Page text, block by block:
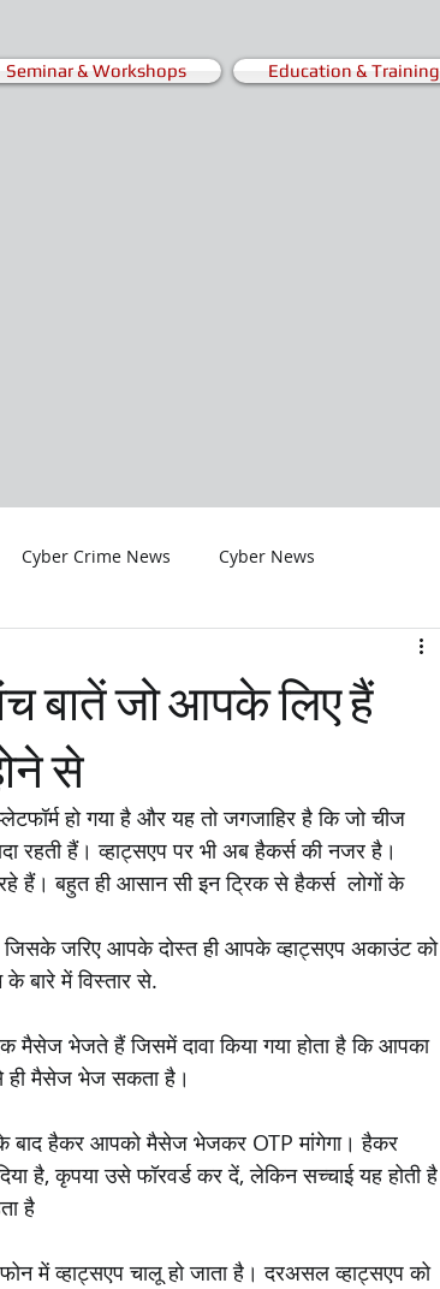
Seminar & Workshops Education & Training
Cyber Crime News Cyber News
बातें जो आपके लिए हैं
से
हो गया है और यह तो जगजाहिर है कि जो चीज
रहती हैं। व्हाट्सएप पर भी अब हैकर्स की नजर है।
हैं। बहुत ही आसान सी इन ट्रिक से हैकर्स  लोगों के
जरिए आपके दोस्त ही आपके व्हाट्सएप अकाउंट को
में विस्तार से.
भेजते हैं जिसमें दावा किया गया होता है कि आपका
ही मैसेज भेज सकता है।
हैकर आपको मैसेज भेजकर OTP मांगेगा। हैकर
कृपया उसे फॉरवर्ड कर दें, लेकिन सच्चाई यह होती है
है
में व्हाट्सएप चालू हो जाता है। दरअसल व्हाट्सएप को